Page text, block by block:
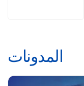
المدونات